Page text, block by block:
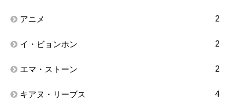
アニメ 2
イ・ビョンホン 2
エマ・ストーン 2
キアヌ・リーブス 4